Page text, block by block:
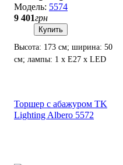
5574
9 401грн
Купить
Высота: 173 см; ширина: 50
см; лампы: 1 х Е27 х LED
Торшер с абажуром TK
Lighting Albero 5572